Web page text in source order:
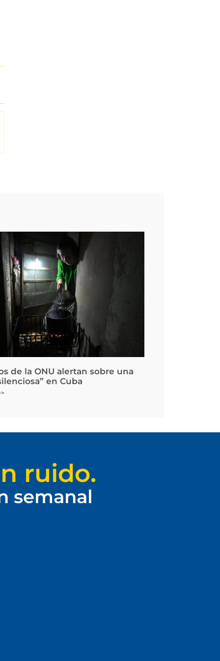
de la ONU alertan sobre una
en Cuba
ruido.
semanal